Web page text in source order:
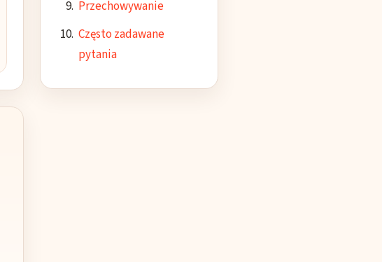
Przechowywanie
Często zadawane
pytania